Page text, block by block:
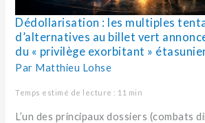
Dédollarisation : les multiples
d’alternatives au billet vert
du « privilège exorbitant »
Par Matthieu Lohse
Temps estimé de lecture : 11 min
L’un des principaux dossiers (combats
« privilège
exorbitant »
étasunien
?